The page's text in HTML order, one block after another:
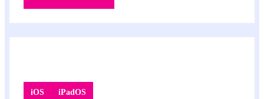
iOS iPadOS